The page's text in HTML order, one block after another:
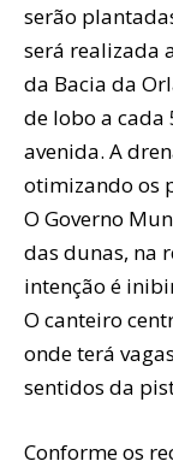
serão
será realizada
da Bacia da
de lobo a cada
avenida. A
otimizando os
O Governo
das dunas, na
intenção é
O canteiro
onde terá
sentidos da
Conforme os